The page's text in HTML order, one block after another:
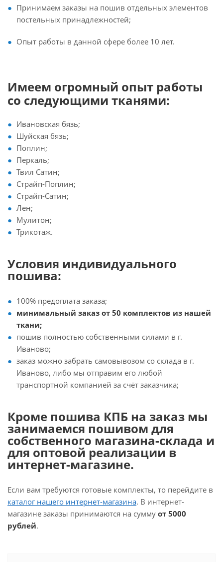
Принимаем заказы на пошив отдельных элементов
постельных принадлежностей;
Опыт работы в данной сфере более 10 лет.
Имеем огромный опыт работы
со следующими тканями:
Ивановская бязь;
Шуйская бязь;
Поплин;
Перкаль;
Твил Сатин;
Страйп-Поплин;
Страйп-Сатин;
Лен;
Мулитон;
Трикотаж.
Условия индивидуального
пошива:
100% предоплата заказа;
минимальный заказ от 50 комплектов из нашей
ткани;
пошив полностью собственными силами в г.
Иваново;
заказ можно забрать самовывозом со склада в г.
Иваново, либо мы отправим его любой
транспортной компанией за счёт заказчика;
Кроме пошива КПБ на заказ мы
занимаемся пошивом для
собственного магазина-склада и
для оптовой реализации в
интернет-магазине.
Если вам требуются готовые комплекты, то перейдите в
каталог нашего интернет-магазина. В интернет-
магазине заказы принимаются на сумму от 5000
рублей.